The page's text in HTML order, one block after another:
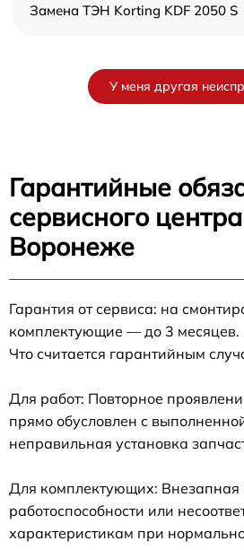
Замена ТЭН Korting KDF 2050 S
У меня другая
Гарантийные
сервисного
Воронеже
Гарантия от сервиса: на
комплектующие — до 3 месяцев.
Что считается гарантийным
Для работ: Повторное
прямо обусловлен с
неправильная установка
Для комплектующих: Внезапная
работоспособности или
характеристикам при